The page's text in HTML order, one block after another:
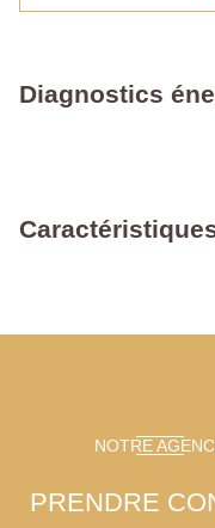
Diagnostics
NOTRE
PRENDRE